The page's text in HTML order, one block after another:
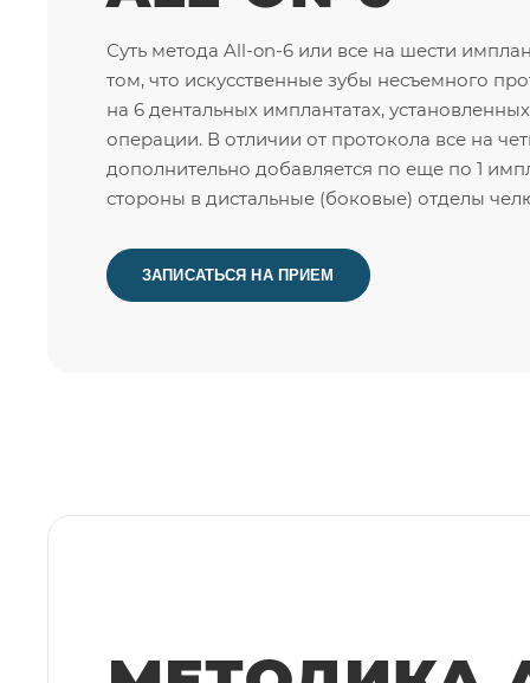
Суть метода All-on-6 или все на шести
том, что искусственные зубы несъемного
на 6 дентальных имплантатах,
операции. В отличии от протокола все на
дополнительно добавляется по еще по 1
стороны в дистальные (боковые) отделы
ЗАПИСАТЬСЯ НА ПРИЕМ